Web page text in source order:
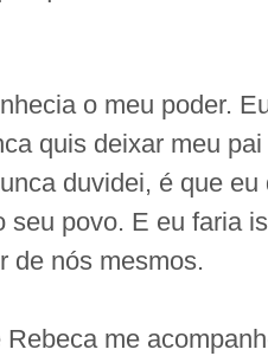
o meu poder.
quis deixar meu
duvidei, é que
seu povo. E eu faria
de nós mesmos.
me